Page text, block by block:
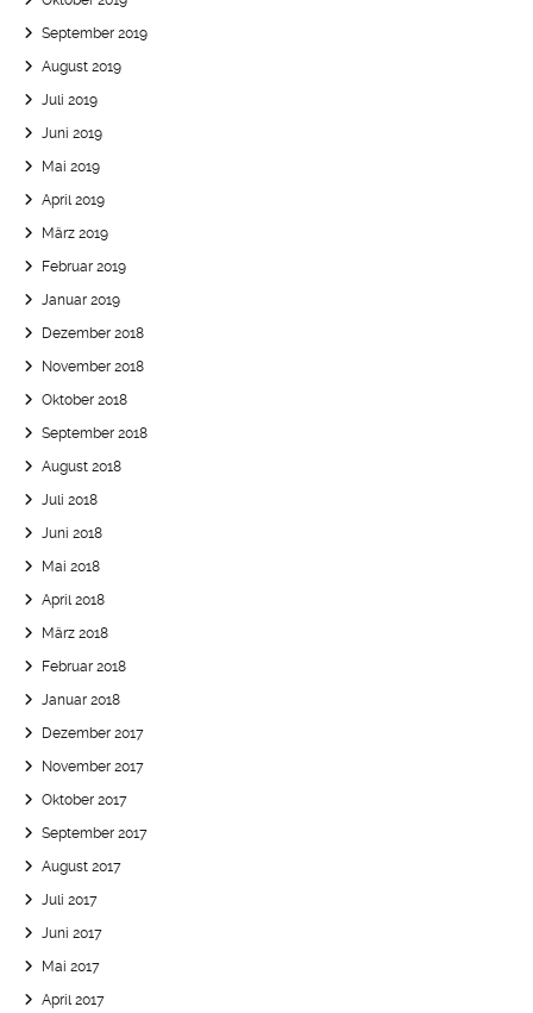
September 2019
August 2019
Juli 2019
Juni 2019
Mai 2019
April 2019
März 2019
Februar 2019
Januar 2019
Dezember 2018
November 2018
Oktober 2018
September 2018
August 2018
Juli 2018
Juni 2018
Mai 2018
April 2018
März 2018
Februar 2018
Januar 2018
Dezember 2017
November 2017
Oktober 2017
September 2017
August 2017
Juli 2017
Juni 2017
Mai 2017
April 2017